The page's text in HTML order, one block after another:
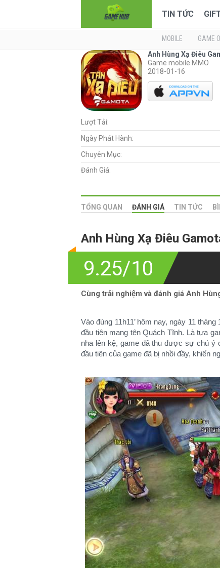
TIN TỨC
MOBILE GAME
Anh Hùng Xạ Điêu
Game mobile MMO
2018-01-16
Lượt Tải:
Ngày Phát Hành:
Chuyên Mục:
Đánh Giá:
TỔNG QUAN ĐÁNH GIÁ TIN TỨC
Anh Hùng Xạ Điêu
9.25/10
Cùng trải nghiệm và đánh giá Anh
Vào đúng 11h11’ hôm nay, ngày 11
đầu tiên mang tên Quách Tĩnh. Là tựa
nha lên kệ, game đã thu được sự chú ý
đầu tiên của game đã bị nhồi đầy, khiến